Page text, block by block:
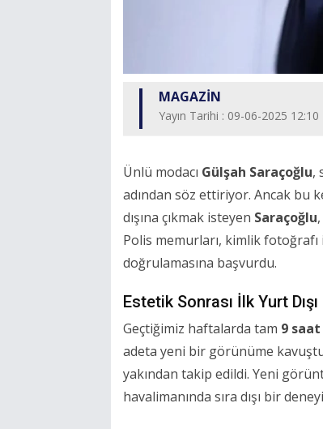
MAGAZİN
Yayın Tarihi : 09-06-2025 12:10
Ünlü modacı Gülşah Saraçoğlu,
adından söz ettiriyor. Ancak bu
dışına çıkmak isteyen Saraçoğlu,
Polis memurları, kimlik
doğrulamasına başvurdu.
Estetik Sonrası İlk Yurt
Geçtiğimiz haftalarda tam 9
adeta yeni bir görünüme
yakından takip edildi. Yeni
havalimanında sıra dışı bir